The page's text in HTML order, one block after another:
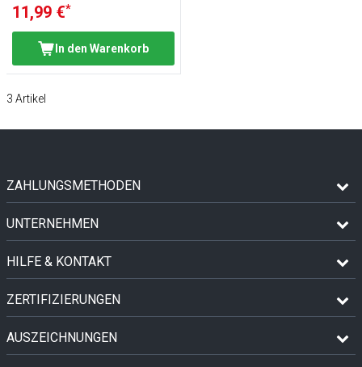
11,99 €*
In den Warenkorb
3 Artikel
ZAHLUNGSMETHODEN
UNTERNEHMEN
HILFE & KONTAKT
ZERTIFIZIERUNGEN
AUSZEICHNUNGEN